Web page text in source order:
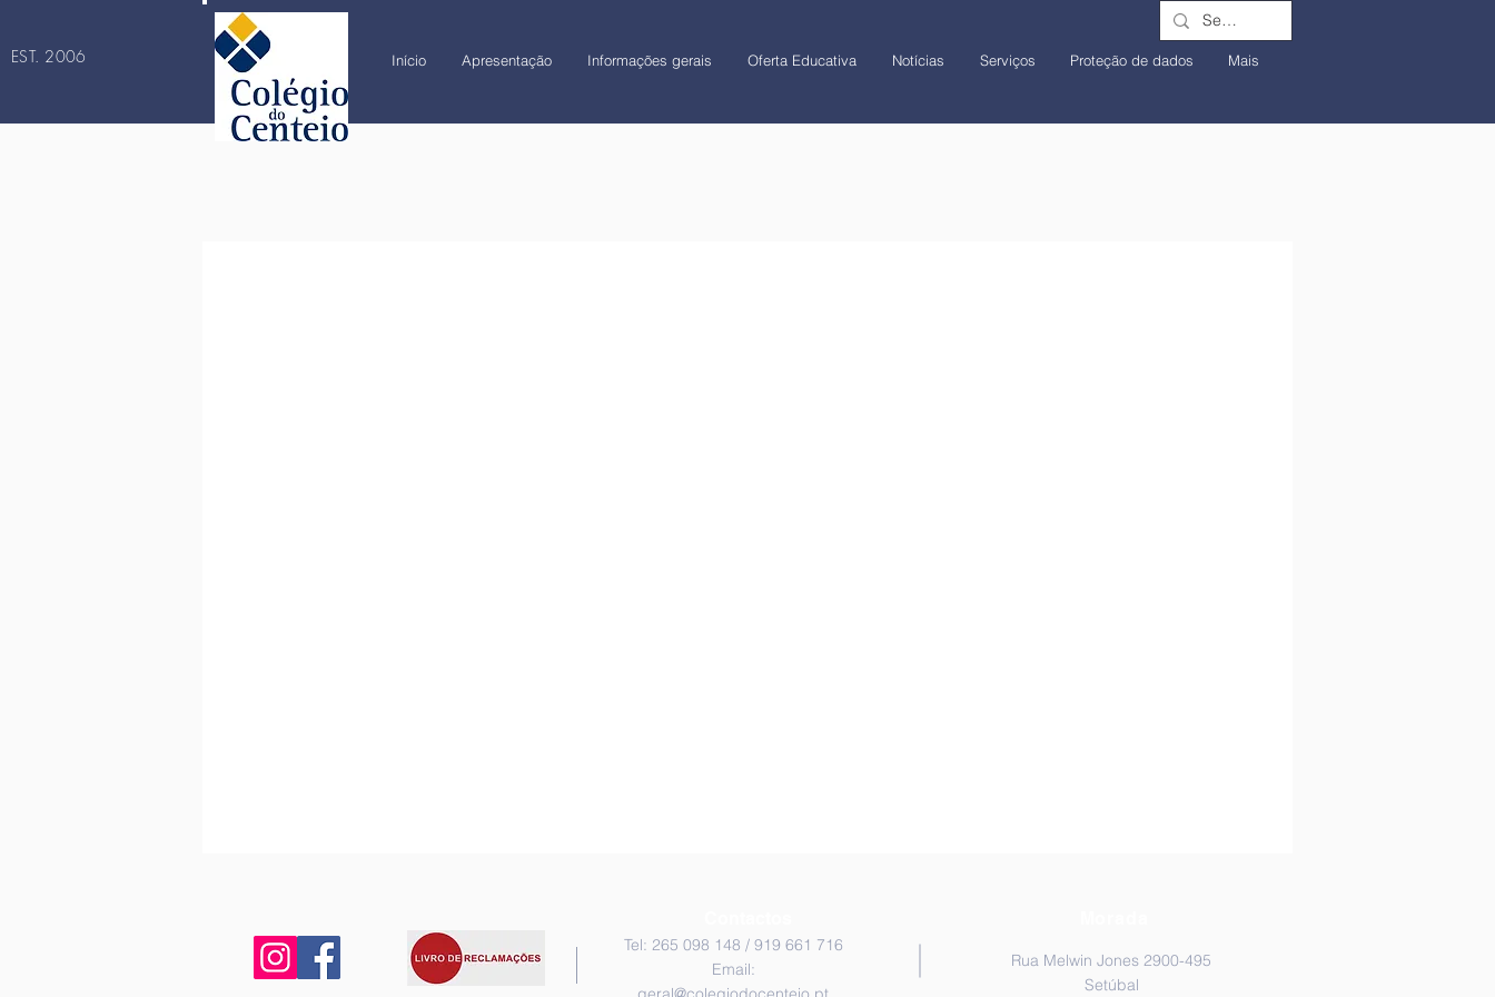
EST. 2006 Início Apresentação Informações gerais Oferta Educativa Notícias Serviços Proteção de dados Mais
Tel: 265 098 148 / 919 661 716
Email:
Rua Melwin Jones 2900-495
Setúbal